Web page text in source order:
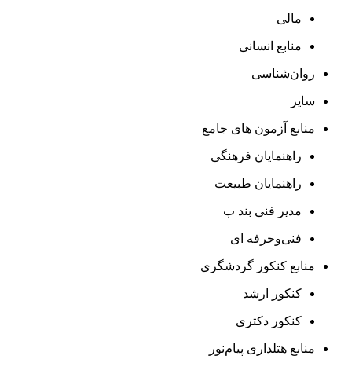
مالی
منابع انسانی
روان‌شناسی
سایر
منابع آزمون های جامع
راهنمایان فرهنگی
راهنمایان طبیعت
مدیر فنی بند ب
فنی‌وحرفه‌ ای
منابع کنکور گردشگری
کنکور ارشد
کنکور دکتری
منابع هتلداری پیام‌نور